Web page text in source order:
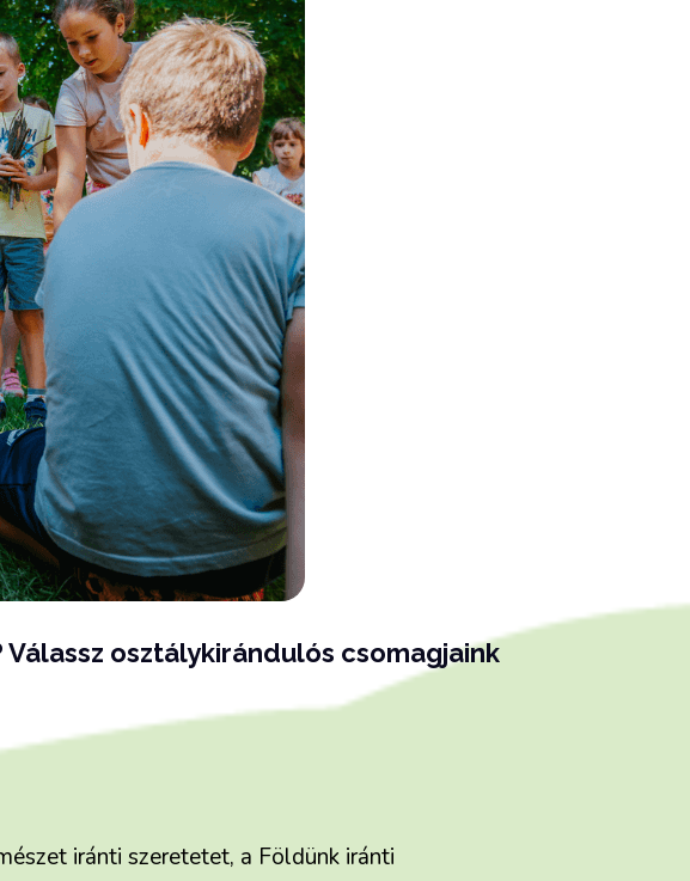
osztálykirándulós csomagjaink
iránti szeretetet, a Földünk iránti